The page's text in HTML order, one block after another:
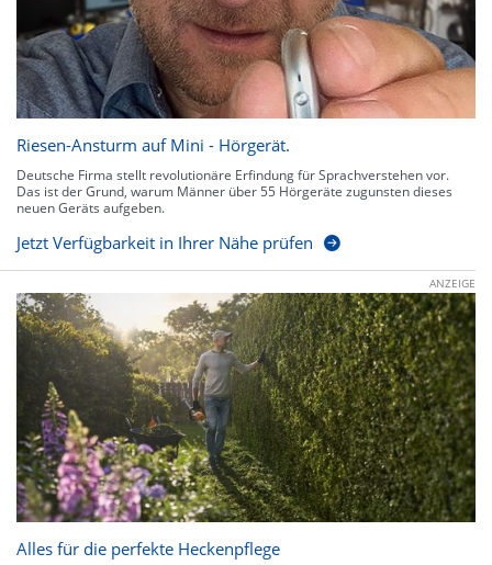
Riesen-Ansturm auf Mini - Hörgerät.
Deutsche Firma stellt revolutionäre Erfindung für Sprachverstehen vor.
Das ist der Grund, warum Männer über 55 Hörgeräte zugunsten dieses
neuen Geräts aufgeben.
Jetzt Verfügbarkeit in Ihrer Nähe prüfen
ANZEIGE
Alles für die perfekte Heckenpflege